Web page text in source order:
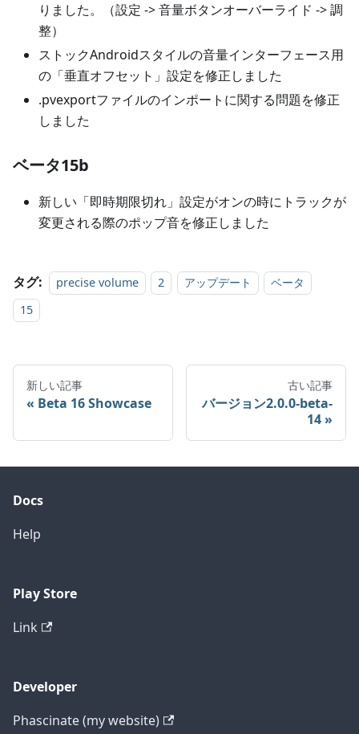
りました。（設定 -> 音量ボタンオーバーライド -> 調
整）
ストックAndroidスタイルの音量インターフェース用
の「垂直オフセット」設定を修正しました
.pvexportファイルのインポートに関する問題を修正
しました
ベータ15b
新しい「即時期限切れ」設定がオンの時にトラックが
変更される際のポップ音を修正しました
タグ: precise volume 2 アップデート
ベータ
15
新しい記事
Beta 16 Showcase
古い記事
バージョン2.0.0-beta-
14
Docs
Help
Play Store
Link
Developer
Phascinate (my website)